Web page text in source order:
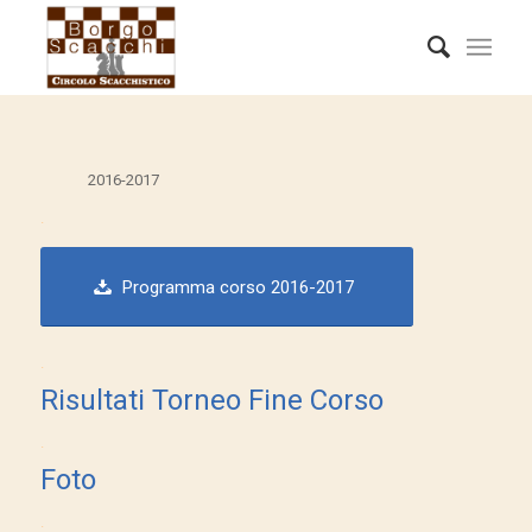
2016-2017
.
Programma corso 2016-2017
.
Risultati Torneo Fine Corso
.
Foto
.